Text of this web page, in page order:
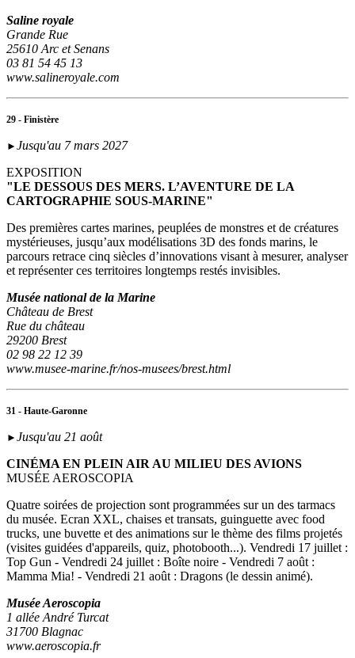
Saline royale
Grande Rue
25610 Arc et Senans
03 81 54 45 13
www.salineroyale.com
29 - Finistère
► Jusqu'au 7 mars 2027
EXPOSITION
"LE DESSOUS DES MERS. L’AVENTURE DE LA
CARTOGRAPHIE SOUS-MARINE"
Des premières cartes marines, peuplées de monstres et de créatures
mystérieuses, jusqu’aux modélisations 3D des fonds marins, le
parcours retrace cinq siècles d’innovations visant à mesurer, analyser
et représenter ces territoires longtemps restés invisibles.
Musée national de la Marine
Château de Brest
Rue du château
29200 Brest
02 98 22 12 39
www.musee-marine.fr/nos-musees/brest.html
31 - Haute-Garonne
► Jusqu'au 21 août
CINÉMA EN PLEIN AIR AU MILIEU DES AVIONS
MUSÉE AEROSCOPIA
Quatre soirées de projection sont programmées sur un des tarmacs
du musée. Ecran XXL, chaises et transats, guinguette avec food
trucks, une buvette et des animations sur le thème des films projetés
(visites guidées d'appareils, quiz, photobooth...). Vendredi 17 juillet :
Top Gun - Vendredi 24 juillet : Boîte noire - Vendredi 7 août :
Mamma Mia! - Vendredi 21 août : Dragons (le dessin animé).
Musée Aeroscopia
1 allée André Turcat
31700 Blagnac
www.aeroscopia.fr